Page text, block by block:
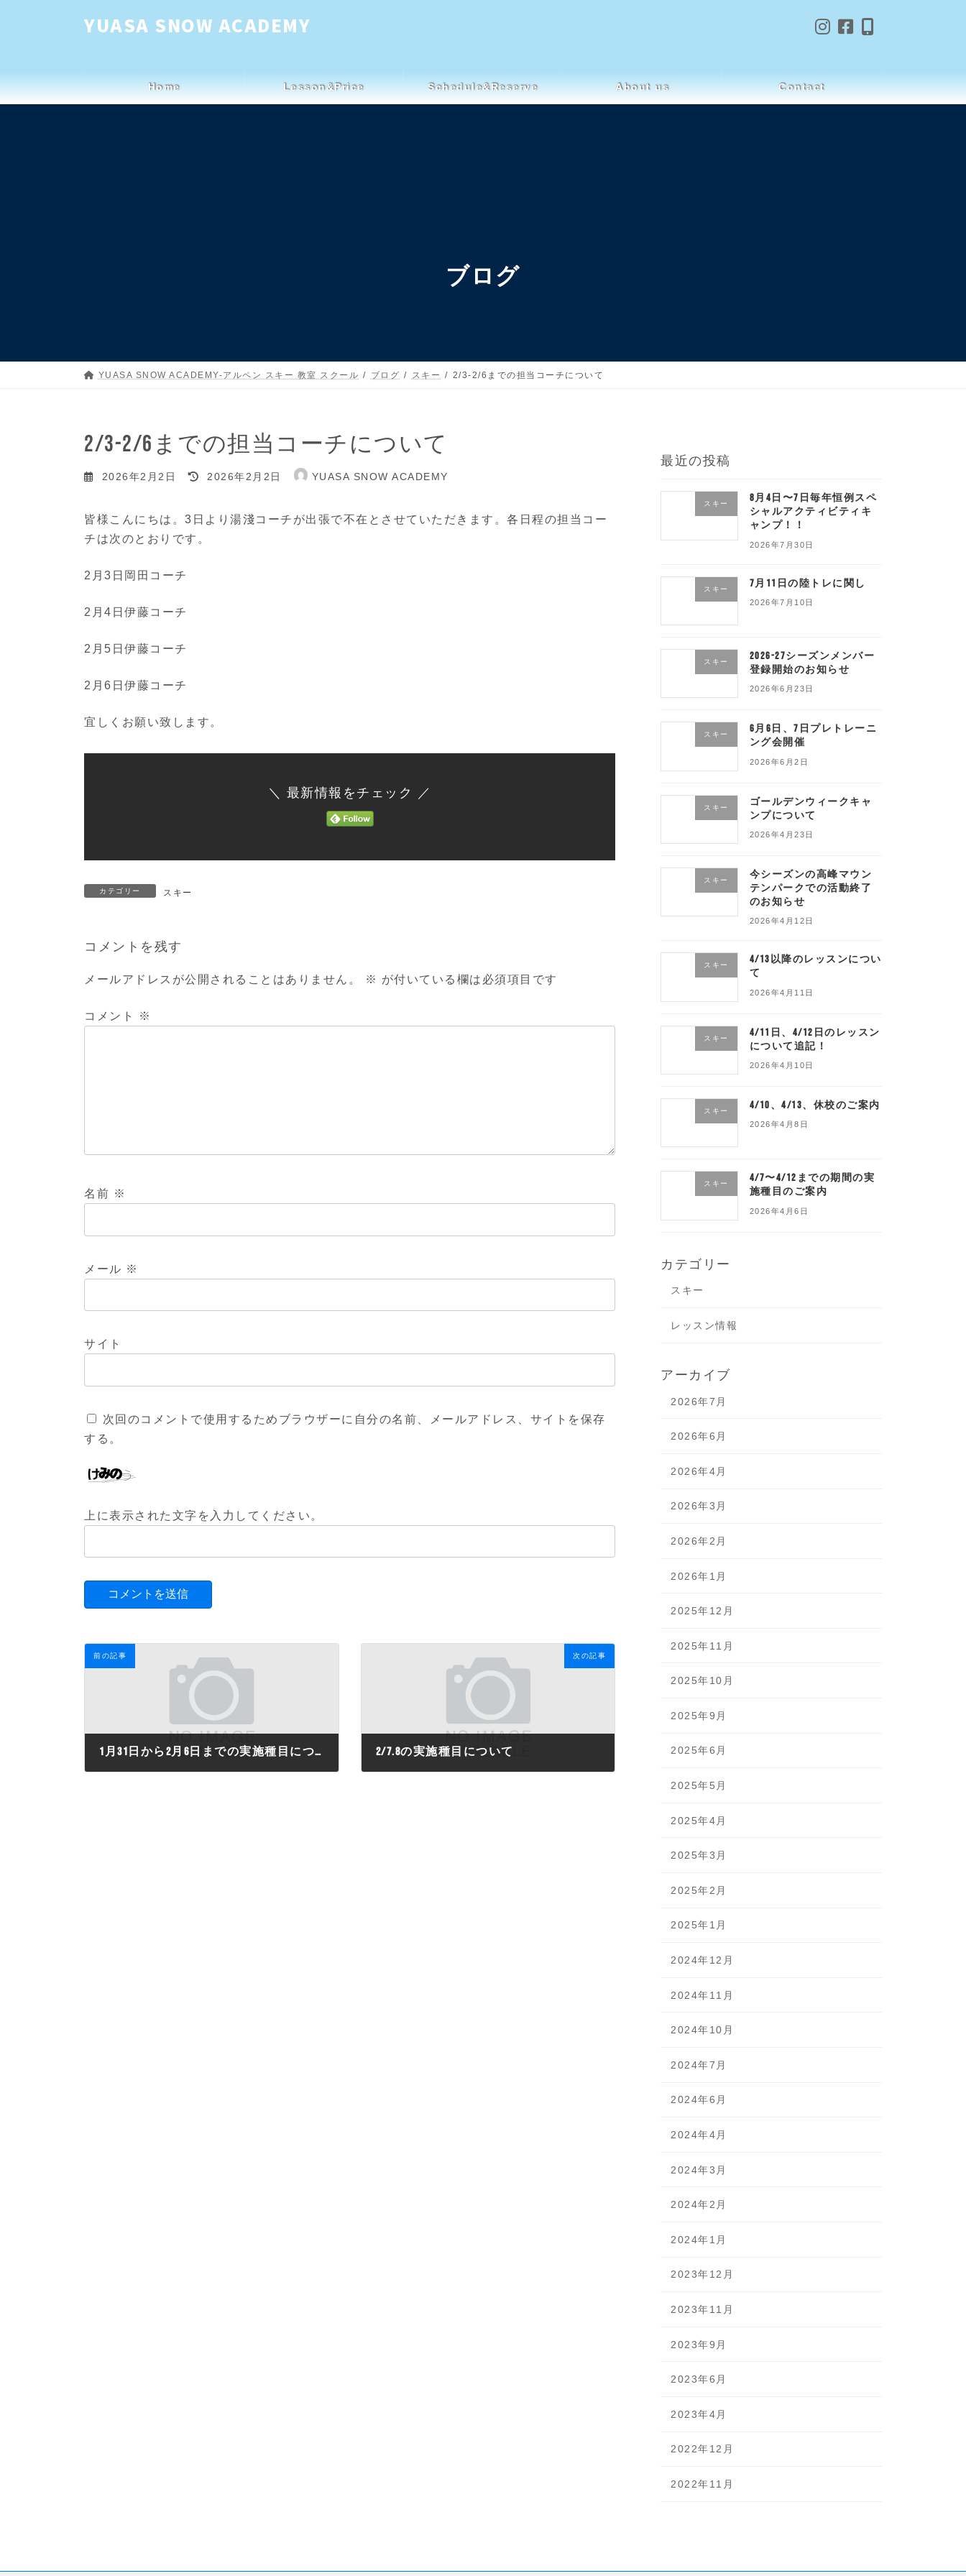
ツ
シ
YUASA SNOW ACADEMY
Home Lesson&Price Schedule&Reserve About us Contact
ブログ
YUASA SNOW ACADEMY-アルペン スキー 教室 スクール ブログ スキー 2/3-2/6までの担当コーチについて
2/3-2/6までの担当コーチについて
2026年2月2日
最
更
2026年2月2日 YUASA SNOW ACADEMY
皆様こんにちは。3日より湯淺コーチが出張で不在とさせていただきます。各日程の担当コー
チは次のとおりです。
2月3日岡田コーチ
2月4日伊藤コーチ
2月5日伊藤コーチ
2月6日伊藤コーチ
宜しくお願い致します。
＼ 最新情報をチェック ／
カテゴリー スキー
コメントを残す
メールアドレスが公開されることはありません。 ※ が付いている欄は必須項目です
コメント ※
名前 ※
メール ※
サイト
次回のコメントで使用するためブラウザーに自分の名前、メールアドレス、サイトを保存
する。
上に表示された文字を入力してください。
前の記事
1月31日から2月6日までの実施種目について
次の記事
2/7.8の実施種目について
最近の投稿
スキー
8月4日〜7日毎年恒例スペ
シャルアクティビティキ
ャンプ！！
2026年7月30日
スキー 7月11日の陸トレに関し
2026年7月10日
スキー
2026-27シーズンメンバー
登録開始のお知らせ
2026年6月23日
スキー
6月6日、7日プレトレーニ
ング会開催
2026年6月2日
スキー
ゴールデンウィークキャ
ンプについて
2026年4月23日
スキー
今シーズンの高峰マウン
テンパークでの活動終了
のお知らせ
2026年4月12日
スキー
4/13以降のレッスンについ
て
2026年4月11日
スキー
4/11日、4/12日のレッスン
について追記！
2026年4月10日
スキー 4/10、4/13、休校のご案内
2026年4月8日
スキー
4/7〜4/12までの期間の実
施種目のご案内
2026年4月6日
カテゴリー
スキー
レッスン情報
アーカイブ
2026年7月
2026年6月
2026年4月
2026年3月
2026年2月
2026年1月
2025年12月
2025年11月
2025年10月
2025年9月
2025年6月
2025年5月
2025年4月
2025年3月
2025年2月
2025年1月
2024年12月
2024年11月
2024年10月
2024年7月
2024年6月
2024年4月
2024年3月
2024年2月
2024年1月
2023年12月
2023年11月
2023年9月
2023年6月
2023年4月
2022年12月
2022年11月